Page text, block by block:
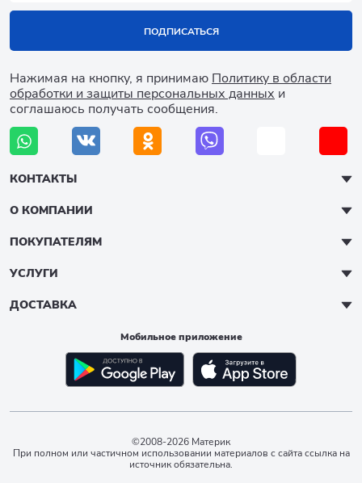
ПОДПИСАТЬСЯ
Нажимая на кнопку, я принимаю Политику в области
обработки и защиты персональных данных и
соглашаюсь получать сообщения.
КОНТАКТЫ
О КОМПАНИИ
ПОКУПАТЕЛЯМ
УСЛУГИ
ДОСТАВКА
Мобильное приложение
©2008-2026 Материк
При полном или частичном использовании материалов с сайта ссылка на
источник обязательна.